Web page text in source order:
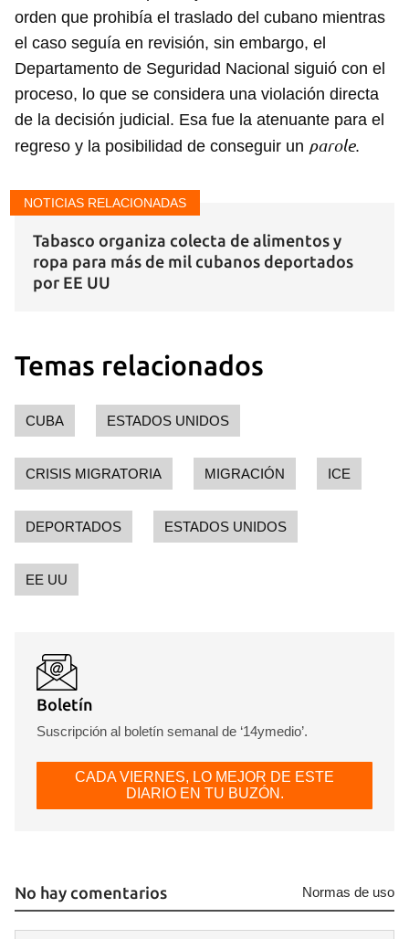
Para poder guardar como favorito, primero has de
iniciar sesión con tu cuenta de 14ymedio.
orden que prohibía el traslado del cubano mientras
el caso seguía en revisión, sin embargo, el
Departamento de Seguridad Nacional siguió con el
proceso, lo que se considera una violación directa
de la decisión judicial. Esa fue la atenuante para el
regreso y la posibilidad de conseguir un parole.
NOTICIAS RELACIONADAS
Tabasco organiza colecta de alimentos y
ropa para más de mil cubanos deportados
por EE UU
Temas relacionados
CUBA ESTADOS UNIDOS
CRISIS MIGRATORIA MIGRACIÓN ICE
DEPORTADOS ESTADOS UNIDOS
EE UU
Boletín
Suscripción al boletín semanal de ‘14ymedio’.
CADA VIERNES, LO MEJOR DE ESTE
DIARIO EN TU BUZÓN.
No hay comentarios Normas de uso